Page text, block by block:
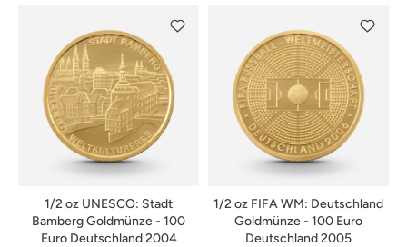
1/2 oz UNESCO: Stadt
Bamberg Goldmünze - 100
Euro Deutschland 2004
1/2 oz FIFA WM: Deutschland
Goldmünze - 100 Euro
Deutschland 2005